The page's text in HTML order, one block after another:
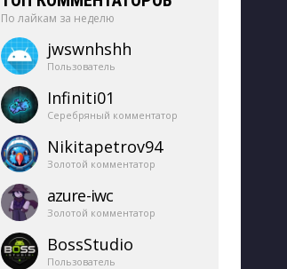
По лайкам за неделю
jwswnhshh
Пользователь
Infiniti01
Серебряный комментатор
Nikitapetrov94
Золотой комментатор
azure-​iwc
Золотой комментатор
BossStudio
Пользователь